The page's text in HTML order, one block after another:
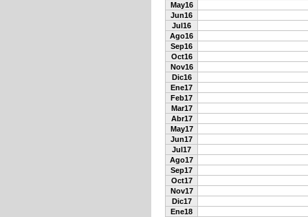
May16
Jun16
Jul16
Ago16
Sep16
Oct16
Nov16
Dic16
Ene17
Feb17
Mar17
Abr17
May17
Jun17
Jul17
Ago17
Sep17
Oct17
Nov17
Dic17
Ene18